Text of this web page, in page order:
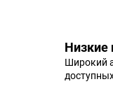
Низкие
Широкий